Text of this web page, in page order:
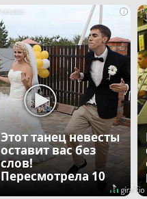
i
Этот танец невесты
оставит вас без
слов!
Пересмотрела 10